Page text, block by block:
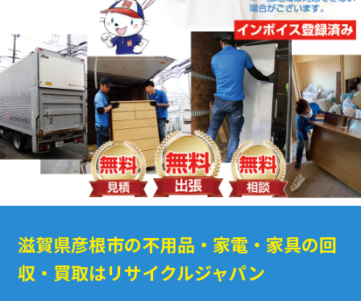
滋賀県彦根市の不用品・家電・家具の回
収・買取はリサイクルジャパン